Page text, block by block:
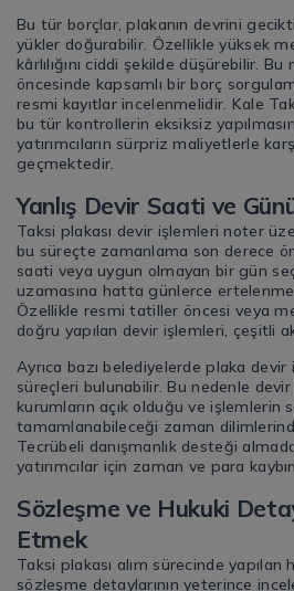
Bu tür borçlar, plakanın devrini
yükler doğurabilir. Özellikle yüksek
kârlılığını ciddi şekilde düşürebilir.
öncesinde kapsamlı bir borç
resmi kayıtlar incelenmelidir. Kale
bu tür kontrollerin eksiksiz
yatırımcıların sürpriz maliyetlerle
geçmektedir.
Yanlış Devir Saati ve
Taksi plakası devir işlemleri noter
bu süreçte zamanlama son derece
saati veya uygun olmayan bir gün
uzamasına hatta günlerce
Özellikle resmi tatiller öncesi veya
doğru yapılan devir işlemleri, çeşitli
Ayrıca bazı belediyelerde plaka
süreçleri bulunabilir. Bu nedenle
kurumların açık olduğu ve işlemlerin
tamamlanabileceği zaman
Tecrübeli danışmanlık desteği
yatırımcılar için zaman ve para
Sözleşme ve Hukuki
Etmek
Taksi plakası alım sürecinde
sözleşme detaylarının yeterince